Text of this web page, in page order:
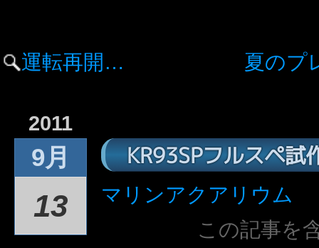
運転再開… 夏のプ
2011
9月
13
KR93SPフルスペ試
マリンアクアリウム
この記事を